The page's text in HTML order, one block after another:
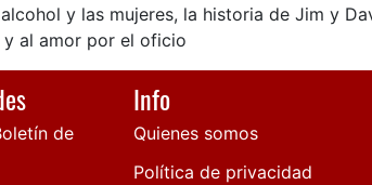
y las mujeres, la historia de Jim y
y al amor por el oficio
de
Info
Quienes somos
Política de privacidad